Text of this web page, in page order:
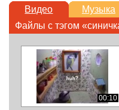
Видео
Музыка
Файлы с тэгом
00:10